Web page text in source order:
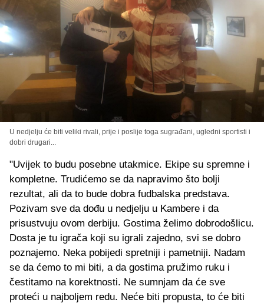
U nedjelju će biti veliki rivali, prije i poslije toga sugrađani, ugledni sportisti i
dobri drugari...
"Uvijek to budu posebne utakmice. Ekipe su spremne i
kompletne. Trudićemo se da napravimo što bolji
rezultat, ali da to bude dobra fudbalska predstava.
Pozivam sve da dođu u nedjelju u Kambere i da
prisustvuju ovom derbiju. Gostima želimo dobrodošlicu.
Dosta je tu igrača koji su igrali zajedno, svi se dobro
poznajemo. Neka pobijedi spretniji i pametniji. Nadam
se da ćemo to mi biti, a da gostima pružimo ruku i
čestitamo na korektnosti. Ne sumnjam da će sve
proteći u najboljem redu. Neće biti propusta, to će biti